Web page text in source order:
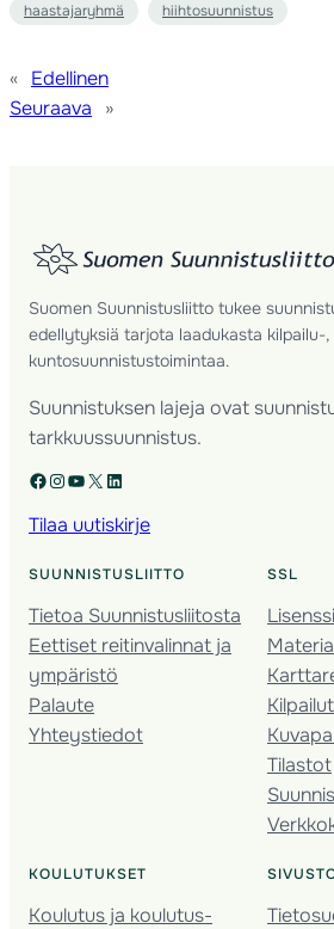
haastajaryhmä hiihtosuunnistus
« Edellinen
Seuraava
»
Suomen Suunnistusliitto tukee
edellytyksiä tarjota laadukasta kilpailu-,
kuntosuunnistustoimintaa.
Suunnistuksen lajeja ovat
tarkkuussuunnistus.
Facebook Instagram YouTube X LinkedIn
Tilaa uutiskirje
SUUNNISTUSLIITTO
Tietoa Suunnistusliitosta
Eettiset reitinvalinnat ja
ympäristö
Palaute
Yhteystiedot
SSL
Lisenssi
Tilastot
KOULUTUKSET
Koulutus ja koulutus­